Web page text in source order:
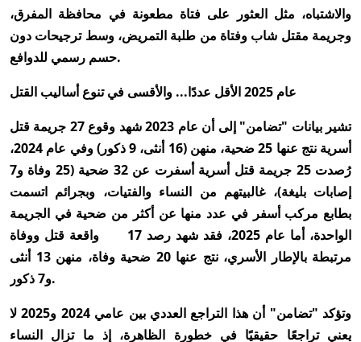
والاشتباه، مثل العثور على فتاة مطعونة في محافظة المفرق،
وجريمة مقتل شاب وفتاة من طلبة التمريض، وسط ترجيحات دون
حسم رسمي للدوافع.
عام 2025 الأقل عددًا... والأقسى في تنوع أساليب القتل
تشير بيانات "تضامن" إلى أن عام 2023 شهد وقوع 27 جريمة قتل
أسرية نتج عنها 25 ضحية، منهن (16 أنثى، 9 ذكور) وفي عام 2024،
رُصدت 25 جريمة قتل أسرية أسفرت عن 32 ضحية (25 وفاة و7
إصابات بليغة)، غالبيتهم من النساء والفتيات، وبجرائم اتسمت
بطابع مركب أسفر في عدد منها عن أكثر من ضحية في الجريمة
الواحدة، أما عام 2025، فقد شهد رصد 17 واقعة قتل ووفاة
مرتبطة بالإطار الأسري، نتج عنها 20 ضحية وفاة، منهن 13 أنثى
و7 ذكور.
وتؤكد "تضامن" أن هذا التراجع العددي بين عامي 2024 و2025 لا
يعني تراجعًا حقيقيًا في خطورة الظاهرة، إذ ما تزال النساء